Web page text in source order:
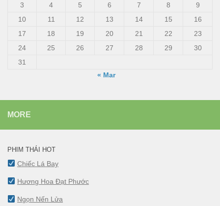
3
4 5 6 7 8
9
10
11 12 13 14 15
16
17
18 19 20 21 22
23
24
25 26 27 28 29
30
31
« Mar
MORE
PHIM THÁI HOT
Chiếc Lá Bay
Hương Hoa Đạt Phước
Ngọn Nến Lửa